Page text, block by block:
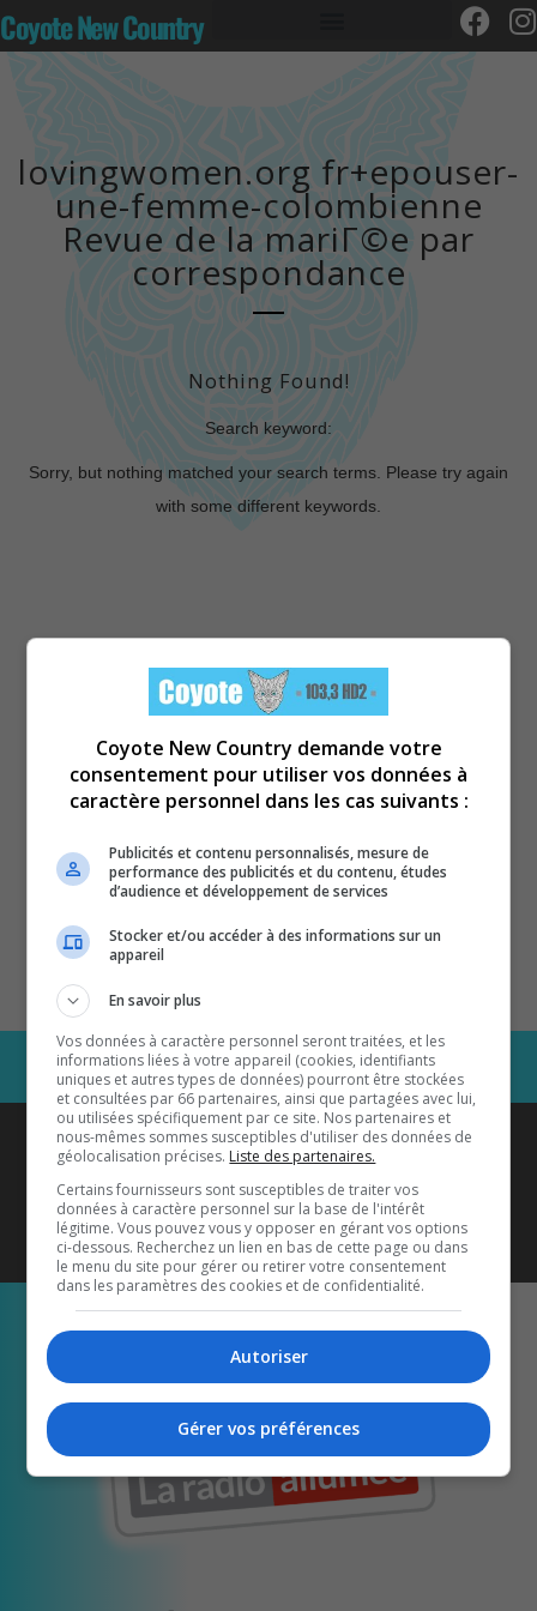
Coyote New Country
lovingwomen.org fr+epouser-
une-femme-colombienne
Revue de la mariГ©e par
correspondance
Nothing Found!
Search keyword:
Sorry, but nothing matched your search terms. Please try again
with some different keywords.
Coyote New Countryest diffusé
également sur1033 HD2
Écoutez-nous aussi sur…
Coyote New Country demande votre
consentement pour utiliser vos données à
caractère personnel dans les cas suivants :
Publicités et contenu personnalisés, mesure de
performance des publicités et du contenu, études
d’audience et développement de services
Stocker et/ou accéder à des informations sur un
appareil
En savoir plus
Vos données à caractère personnel seront traitées, et les
informations liées à votre appareil (cookies, identifiants
uniques et autres types de données) pourront être stockées
et consultées par 66 partenaires, ainsi que partagées avec lui,
ou utilisées spécifiquement par ce site. Nos partenaires et
nous-mêmes sommes susceptibles d'utiliser des données de
géolocalisation précises. Liste des partenaires.
Certains fournisseurs sont susceptibles de traiter vos
données à caractère personnel sur la base de l'intérêt
légitime. Vous pouvez vous y opposer en gérant vos options
ci-dessous. Recherchez un lien en bas de cette page ou dans
le menu du site pour gérer ou retirer votre consentement
dans les paramètres des cookies et de confidentialité.
Autoriser
Gérer vos préférences